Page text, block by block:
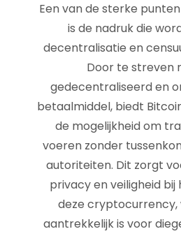
Een van de sterke
is de nadruk die
decentralisatie en
Door te streven
gedecentraliseerd en
betaalmiddel, biedt
de mogelijkheid om
voeren zonder
autoriteiten. Dit zorgt
privacy en veiligheid
deze
aantrekkelijk is voor